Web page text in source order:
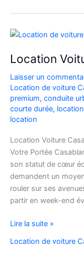
Golf
8
Location
Laisser un
Location de voiture
premium, conduite
courte durée,
location
Location Voiture
Votre Portée
son statut de cœur
demandent un
rouler sur ses
partir en week-end
Location
Casablanca
Lire la suite »
Location de voiture